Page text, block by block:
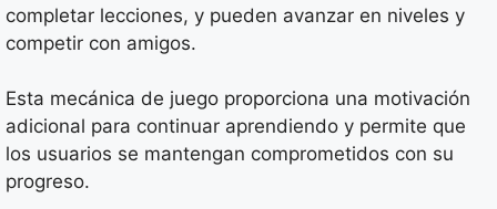
completar lecciones, y pueden avanzar en niveles y
competir con amigos.
Esta mecánica de juego proporciona una motivación
adicional para continuar aprendiendo y permite que
los usuarios se mantengan comprometidos con su
progreso.